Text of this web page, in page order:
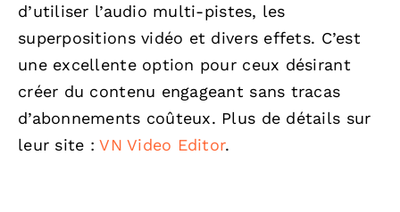
d’utiliser l’audio multi-pistes, les
superpositions vidéo et divers effets. C’est
une excellente option pour ceux désirant
créer du contenu engageant sans tracas
d’abonnements coûteux. Plus de détails sur
leur site :VN Video Editor.